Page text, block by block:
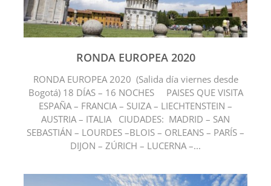
RONDA EUROPEA 2020
RONDA EUROPEA 2020 (Salida día viernes desde
Bogotá) 18 DÍAS – 16 NOCHES PAISES QUE VISITA
ESPAÑA – FRANCIA – SUIZA – LIECHTENSTEIN –
AUSTRIA – ITALIA CIUDADES: MADRID – SAN
SEBASTIÁN – LOURDES –BLOIS – ORLEANS – PARÍS –
DIJON – ZÚRICH – LUCERNA –...